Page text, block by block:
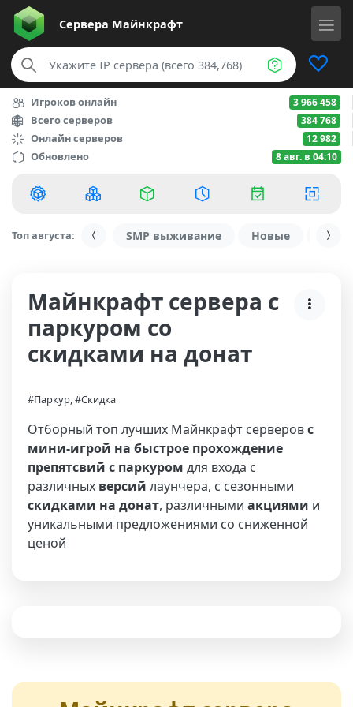
Сервера Майнкрафт
Игроков онлайн 3 966 458
Всего серверов 384 768
Онлайн серверов 12 982
Обновлено 8 авг. в 04:10
Топ августа: SMP выживание Новые С
Майнкрафт сервера с
паркуром со
скидками на донат
#Паркур, #Скидка
Отборный топ лучших Майнкрафт серверовс
мини-игрой на быстрое прохождение
препятсвий с паркуром для входа с
различных версий лаунчера, с сезонными
скидками на донат, различными акциями и
уникальными предложениями со сниженной
ценой